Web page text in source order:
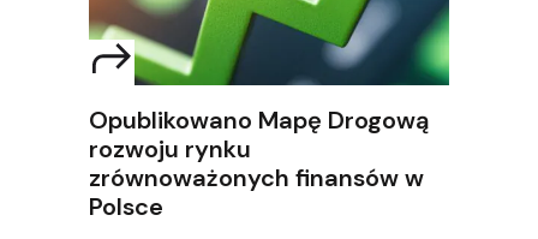
Opublikowano Mapę Drogową
rozwoju rynku
zrównoważonych finansów w
Polsce